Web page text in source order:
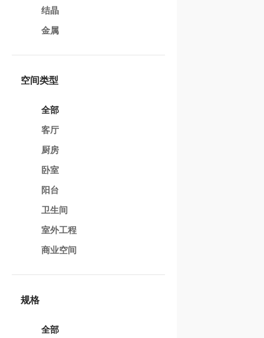
结晶
金属
空间类型
全部
客厅
厨房
卧室
阳台
卫生间
室外工程
商业空间
规格
全部